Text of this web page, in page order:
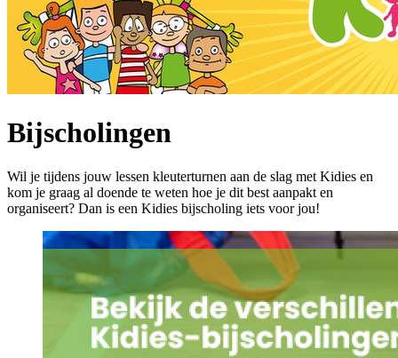
Bijscholingen
Wil je tijdens jouw lessen kleuterturnen aan de slag met Kidies en
kom je graag al doende te weten hoe je dit best aanpakt en
organiseert? Dan is een Kidies bijscholing iets voor jou!